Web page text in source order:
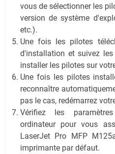
vous de sélectionner les
version de système
etc.).
Une fois les pilotes
d'installation et suivez
installer les pilotes sur
Une fois les pilotes
reconnaître
pas le cas, redémarrez
Vérifiez les
ordinateur pour vous
LaserJet Pro MFP
imprimante par défaut.